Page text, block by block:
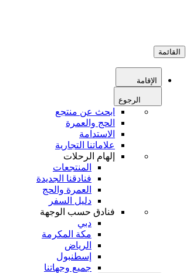
القائمة
الإقامة
الرجوع
ابحث عن منتجع
الحج والعمرة
الاستدامة
علاماتنا التجارية
إلهام الرحلات
المنتجعات
فنادقنا الجديدة
العمرة والحج
دليل السفر
فنادق حسب الوجهة
دبي
مكة المكرمة
الرياض
إسطنبول
جميع وجهاتنا